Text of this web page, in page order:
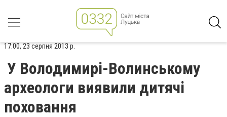
17:00, 23 серпня 2013 р.
У Володимирі-Волинському
археологи виявили дитячі
поховання